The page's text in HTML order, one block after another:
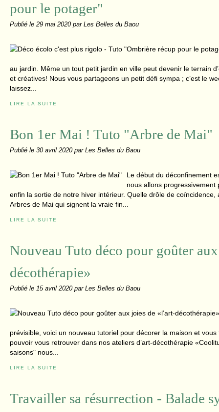
pour le potager"
Publié le 29 mai 2020 par Les Belles du Baou
au jardin. Même un tout petit jardin en ville peut devenir le terrain
et créatives! Nous vous partageons un petit défi sympa ; c’est le
laissez...
LIRE LA SUITE
Bon 1er Mai ! Tuto "Arbre de Mai"
Publié le 30 avril 2020 par Les Belles du Baou
Le début du déconfinement
nous allons
enfin la sortie de notre hiver intérieur. Quelle drôle de coïncidence,
Arbres de Mai qui signent la vraie fin...
LIRE LA SUITE
Nouveau Tuto déco pour goûter
décothérapie»
Publié le 15 avril 2020 par Les Belles du Baou
prévisible, voici un nouveau tutoriel pour décorer la maison et
pouvoir vous retrouver dans nos ateliers d’art-décothérapie
saisons" nous...
LIRE LA SUITE
Travailler sa résurrection - Balade